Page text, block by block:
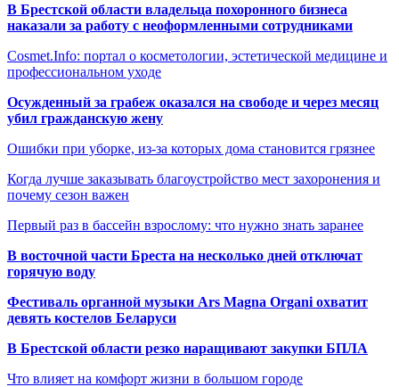
В Брестской области владельца похоронного бизнеса
наказали за работу с неоформленными сотрудниками
Cosmet.Info: портал о косметологии, эстетической медицине и
профессиональном уходе
Осужденный за грабеж оказался на свободе и через месяц
убил гражданскую жену
Ошибки при уборке, из-за которых дома становится грязнее
Когда лучше заказывать благоустройство мест захоронения и
почему сезон важен
Первый раз в бассейн взрослому: что нужно знать заранее
В восточной части Бреста на несколько дней отключат
горячую воду
Фестиваль органной музыки Ars Magna Organi охватит
девять костелов Беларуси
В Брестской области резко наращивают закупки БПЛА
Что влияет на комфорт жизни в большом городе